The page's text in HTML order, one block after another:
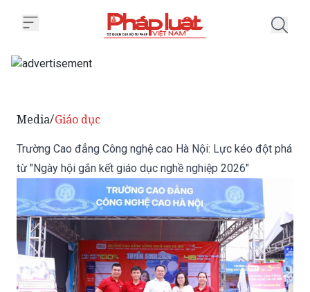
Media/Giáo dục
Trường Cao đẳng Công nghệ cao Hà Nội: Lực kéo đột phá
từ "Ngày hội gắn kết giáo dục nghề nghiệp 2026"